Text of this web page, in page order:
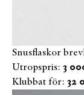
Snusflaskor
Utropspris: 3
Klubbat för: 32